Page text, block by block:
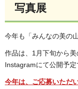
写真展
今年も「みんなの美の
作品は、1月下旬から
Instagramにて公開予定
今年は、ご応募いただ